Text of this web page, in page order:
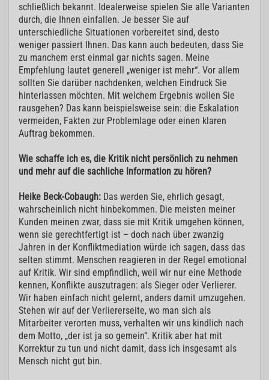
schließlich bekannt. Idealerweise spielen Sie alle Varianten
durch, die Ihnen einfallen. Je besser Sie auf
unterschiedliche Situationen vorbereitet sind, desto
weniger passiert Ihnen. Das kann auch bedeuten, dass Sie
zu manchem erst einmal gar nichts sagen. Meine
Empfehlung lautet generell „weniger ist mehr“. Vor allem
sollten Sie darüber nachdenken, welchen Eindruck Sie
hinterlassen möchten. Mit welchem Ergebnis wollen Sie
rausgehen? Das kann beispielsweise sein: die Eskalation
vermeiden, Fakten zur Problemlage oder einen klaren
Auftrag bekommen.
Wie schaffe ich es, die Kritik nicht persönlich zu nehmen
und mehr auf die sachliche Information zu hören?
Heike Beck-Cobaugh: Das werden Sie, ehrlich gesagt,
wahrscheinlich nicht hinbekommen. Die meisten meiner
Kunden meinen zwar, dass sie mit Kritik umgehen können,
wenn sie gerechtfertigt ist – doch nach über zwanzig
Jahren in der Konfliktmediation würde ich sagen, dass das
selten stimmt. Menschen reagieren in der Regel emotional
auf Kritik. Wir sind empfindlich, weil wir nur eine Methode
kennen, Konflikte auszutragen: als Sieger oder Verlierer.
Wir haben einfach nicht gelernt, anders damit umzugehen.
Stehen wir auf der Verliererseite, wo man sich als
Mitarbeiter verorten muss, verhalten wir uns kindlich nach
dem Motto, „der ist ja so gemein“. Kritik aber hat mit
Korrektur zu tun und nicht damit, dass ich insgesamt als
Mensch nicht gut bin.